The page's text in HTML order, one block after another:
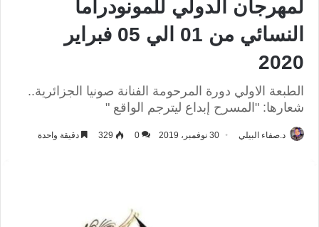
لمهرجان الدولي للمونودراما
النسائي من 01 الي 05 فبراير
2020
الطبعة الاولي دورة المرحومة الفنانة صونيا الجزائرية..
شعارها: "المسرح إبداع ليترجم الواقع "
د.صفاء البيلي 30 نوفمبر، 2019 0
329 دقيقة واحدة